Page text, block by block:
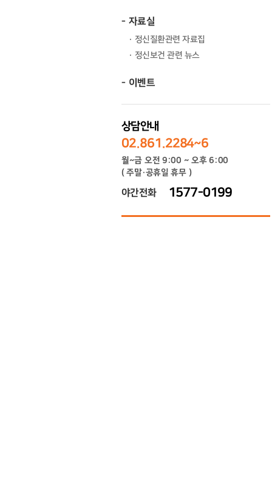
자료실
정신질환관련 자료집
정신보건 관련 뉴스
이벤트
상담안내
02.861.2284~6
월~금 오전 9:00 ~ 오후 6:00
( 주말·공휴일 휴무 )
야간전화 1577-0199